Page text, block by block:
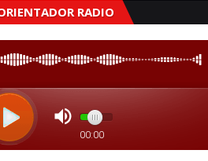
RADIO